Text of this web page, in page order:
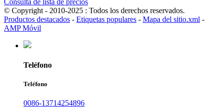
Consulta de lista de precios
© Copyright - 2010-2025 : Todos los derechos reservados.
Productos destacados - Etiquetas populares - Mapa del sitio.xml -
AMP Móvil
Teléfono
Teléfono
0086-13714254896